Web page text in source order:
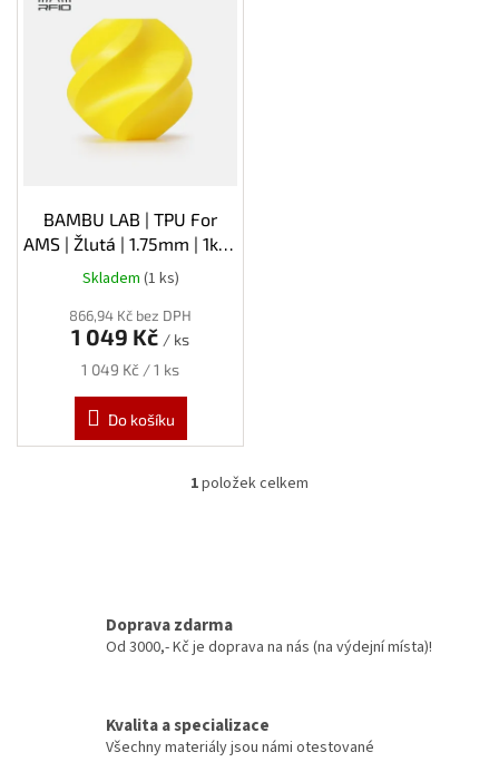
BAMBU LAB | TPU For
AMS | Žlutá | 1.75mm | 1kg |
Spool
Skladem (1 ks)
866,94 Kč bez DPH
1 049 Kč / ks
Měrná
1 049 Kč / 1 ks
Do košíku
O
í
k
y
1položek celkem
Doprava zdarma
Od 3000,- Kč je doprava na nás (na výdejní místa)!
Kvalita a specializace
Všechny materiály jsou námi otestované